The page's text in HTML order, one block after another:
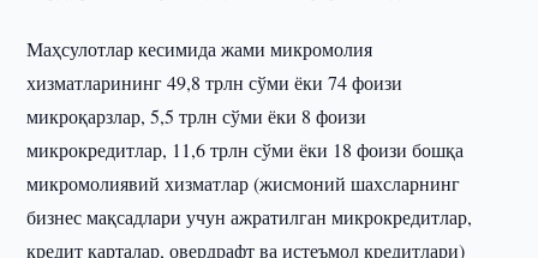
Маҳсулотлар кесимида жами микромолия
хизматларининг 49,8 трлн сўми ёки 74 фоизи
микроқарзлар, 5,5 трлн сўми ёки 8 фоизи
микрокредитлар, 11,6 трлн сўми ёки 18 фоизи бошқа
микромолиявий хизматлар (жисмоний шахсларнинг
бизнес мақсадлари учун ажратилган микрокредитлар,
кредит карталар, овердрафт ва истеъмол кредитлари)